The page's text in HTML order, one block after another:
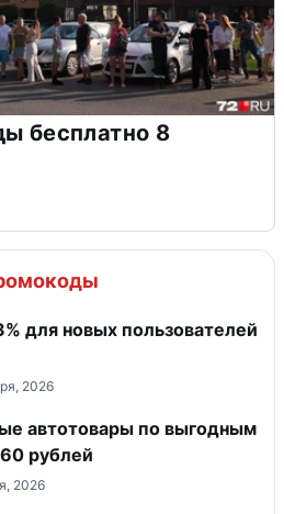
бесплатно 8
для новых пользователей
2026
автотовары по выгодным
рублей
2026